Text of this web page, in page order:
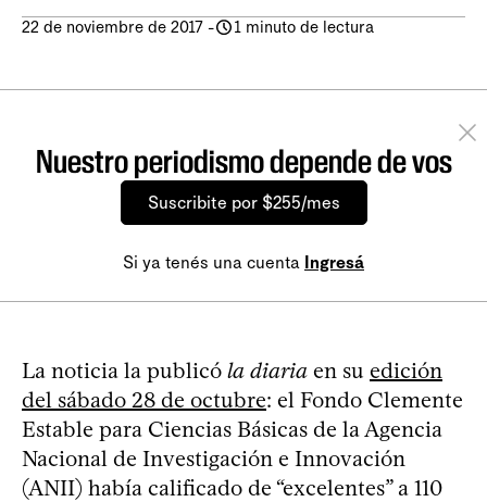
22 de noviembre de 2017 - 1 minuto de lectura
Nuestro periodismo depende de vos
Suscribite por $255/mes
Si ya tenés una cuenta Ingresá
La noticia la publicó la diaria en su edición
del sábado 28 de octubre: el Fondo Clemente
Estable para Ciencias Básicas de la Agencia
Nacional de Investigación e Innovación
(ANII) había calificado de “excelentes” a 110